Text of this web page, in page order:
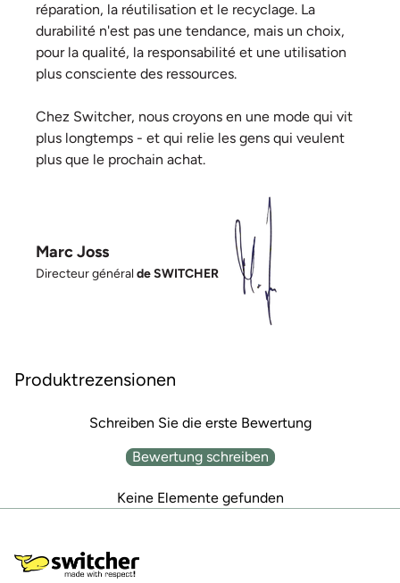
réparation, la réutilisation et le recyclage. La
durabilité n'est pas une tendance, mais un choix,
pour la qualité, la responsabilité et une utilisation
plus consciente des ressources.
Chez Switcher, nous croyons en une mode qui vit
plus longtemps - et qui relie les gens qui veulent
plus que le prochain achat.
Marc Joss
Directeur général de SWITCHER
Produktrezensionen
Schreiben Sie die erste Bewertung
Bewertung schreiben
Keine Elemente gefunden